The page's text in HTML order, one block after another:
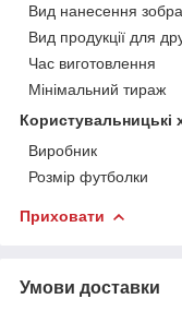
Вид нанесення
Вид продукції для
Час виготовлення
Мінімальний тираж
Користувальницькі
Виробник
Розмір футболки
Приховати
Умови доставки